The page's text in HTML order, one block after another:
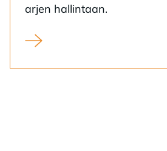
ar­jen hal­lin­taan.
Starttivalmennus